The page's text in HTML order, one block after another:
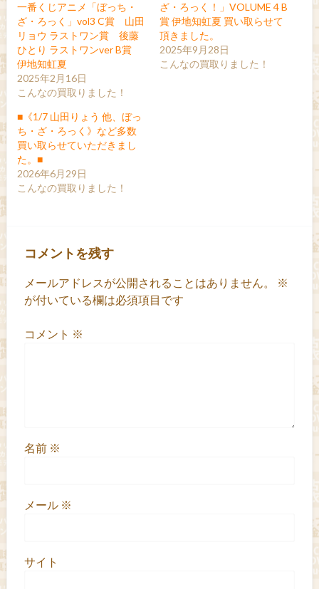
一番くじアニメ「ぼっち・
ざ・ろっく」vol3 C賞 山田
リョウ ラストワン賞 後藤
ひとり ラストワンver B賞
伊地知虹夏
2025年2月16日
こんなの買取りました！
ざ・ろっく！」VOLUME 4 B
賞 伊地知虹夏 買い取らせて
頂きました。
2025年9月28日
こんなの買取りました！
■《1/7 山田りょう 他、ぼっ
ち・ざ・ろっく》など多数
買い取らせていただきまし
た。■
2026年6月29日
こんなの買取りました！
コメントを残す
メールアドレスが公開されることはありません。
※
が付いている欄は必須項目です
コメント ※
名前 ※
メール ※
サイト